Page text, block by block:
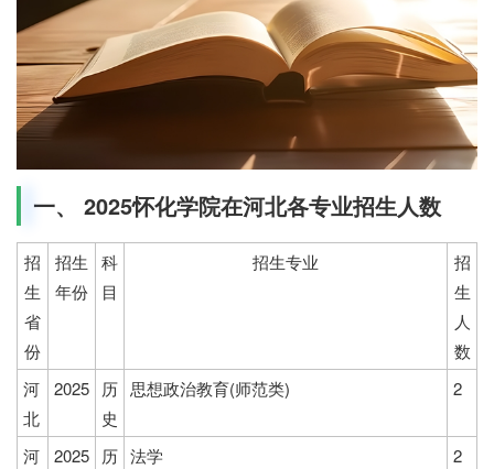
一、 2025怀化学院在河北各专业招生人数
招
生
省
份
招生
年份
科
目
招生专业
招
生
人
数
河
北
2025 历
史
思想政治教育(师范类) 2
河
2025 历 法学 2